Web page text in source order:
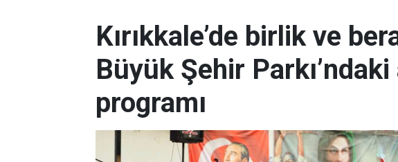
Kırıkkale’de birlik ve
Büyük Şehir
programı